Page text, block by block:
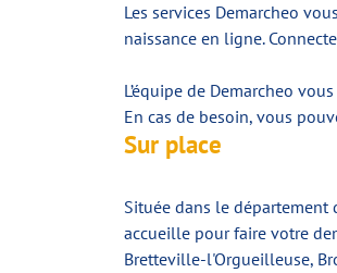
Les services Demarcheo
naissance en ligne.
L’équipe de Demarcheo
En cas de besoin, vous
Sur place
Située dans le
accueille pour faire votre
Bretteville-l'Orgueilleuse,